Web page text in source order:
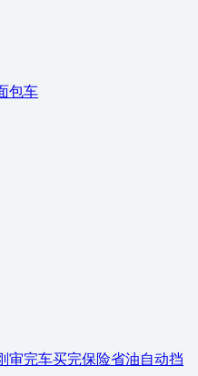
包车
审完车买完保险省油自动挡